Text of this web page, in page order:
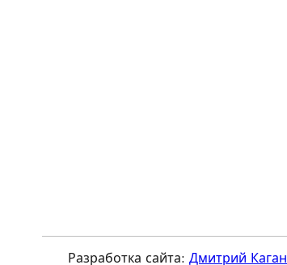
Разработка сайта: Дмитрий Каган